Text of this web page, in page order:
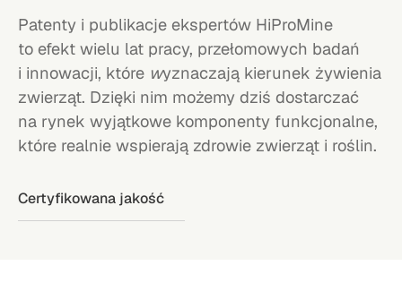
Patenty i publikacje ekspertów HiProMine
to efekt wielu lat pracy, przełomowych badań
i innowacji, które wyznaczają kierunek żywienia
zwierząt. Dzięki nim możemy dziś dostarczać
na rynek wyjątkowe komponenty funkcjonalne,
które realnie wspierają zdrowie zwierząt i roślin.
Certyfikowana jakość